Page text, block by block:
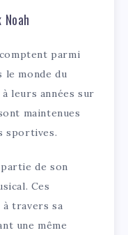
parmi
le monde du
leurs années sur
maintenues
sportives.
de son
Ces
travers sa
une même